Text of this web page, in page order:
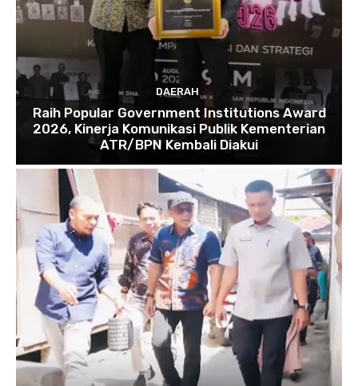
DAERAH
Raih Popular Government Institutions Award
2026, Kinerja Komunikasi Publik Kementerian
ATR/BPN Kembali Diakui